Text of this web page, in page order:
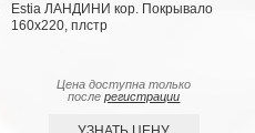
Estia ЛАНДИНИ кор. Покрывало
160х220, плстр
Цена доступна только
послерегистрации